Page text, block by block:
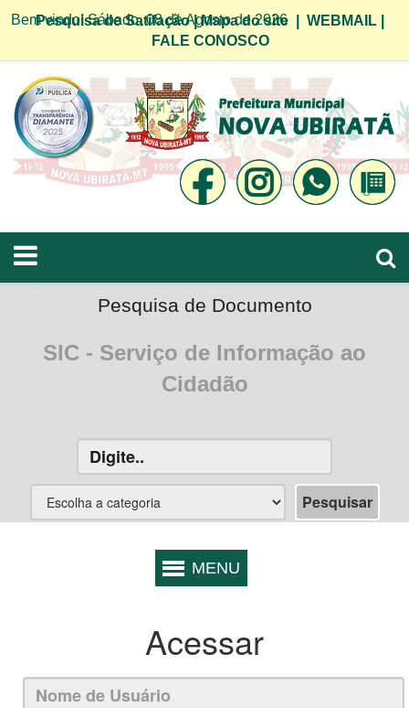
Bem vindo! Sábado, 08 de Agosto de 2026
Pesquisa de Satifação|Mapa do site WEBMAIL
FALE CONOSCO
Pesquisa de Documento
SIC - Serviço de Informação ao
Cidadão
Acessar